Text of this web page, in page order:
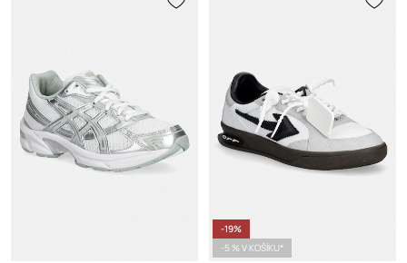
-19%
-5 % V KOŠÍKU*